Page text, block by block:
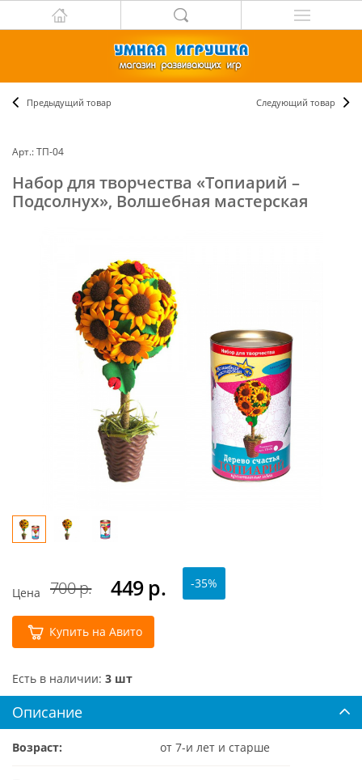
Предыдущий товар Следующий товар
Арт.: ТП-04
Набор для творчества «Топиарий –
Подсолнух», Волшебная мастерская
Цена 700 р. 449 р. -35%
Купить на Авито
Есть в наличии: 3 шт
Описание
Возраст: от 7-и лет и старше